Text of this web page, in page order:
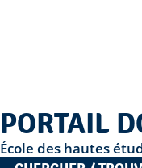
PORTAIL
École des hautes